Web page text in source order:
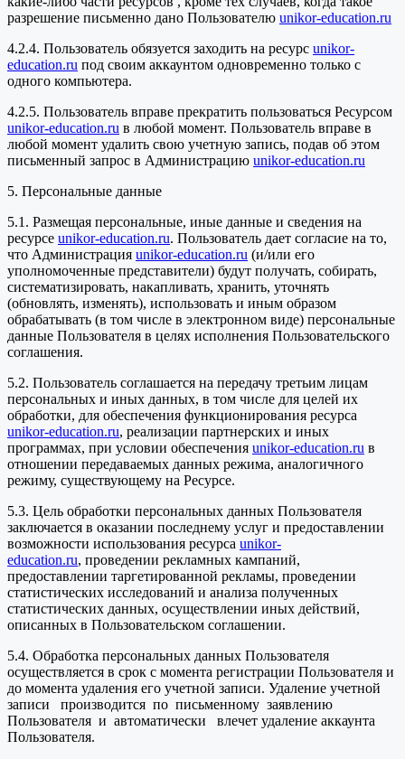
разрешение письменно дано Пользователю unikor-education.ru
4.2.4. Пользователь обязуется заходить на ресурс unikor-
education.ru под своим аккаунтом одновременно только с
одного компьютера.
4.2.5. Пользователь вправе прекратить пользоваться Ресурсом
unikor-education.ru в любой момент. Пользователь вправе в
любой момент удалить свою учетную запись, подав об этом
письменный запрос в Администрацию unikor-education.ru
5. Персональные данные
5.1. Размещая персональные, иные данные и сведения на
ресурсе unikor-education.ru. Пользователь дает согласие на то,
что Администрация unikor-education.ru (и/или его
уполномоченные представители) будут получать, собирать,
систематизировать, накапливать, хранить, уточнять
(обновлять, изменять), использовать и иным образом
обрабатывать (в том числе в электронном виде) персональные
данные Пользователя в целях исполнения Пользовательского
соглашения.
5.2. Пользователь соглашается на передачу третьим лицам
персональных и иных данных, в том числе для целей их
обработки, для обеспечения функционирования ресурса
unikor-education.ru, реализации партнерских и иных
программах, при условии обеспечения unikor-education.ru в
отношении передаваемых данных режима, аналогичного
режиму, существующему на Ресурсе.
5.3. Цель обработки персональных данных Пользователя
заключается в оказании последнему услуг и предоставлении
возможности использования ресурса unikor-
education.ru, проведении рекламных кампаний,
предоставлении таргетированной рекламы, проведении
статистических исследований и анализа полученных
статистических данных, осуществлении иных действий,
описанных в Пользовательском соглашении.
5.4. Обработка персональных данных Пользователя
осуществляется в срок с момента регистрации Пользователя и
до момента удаления его учетной записи. Удаление учетной
записи производится по письменному заявлению
Пользователя и автоматически влечет удаление аккаунта
Пользователя.